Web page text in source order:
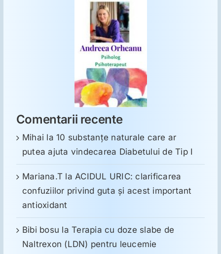
Comentarii recente
Mihai la10 substanţe naturale care ar
putea ajuta vindecarea Diabetului de Tip I
Mariana.T la ACIDUL URIC: clarificarea
confuziilor privind guta și acest important
antioxidant
Bibi bosu laTerapia cu doze slabe de
Naltrexon (LDN) pentru leucemie